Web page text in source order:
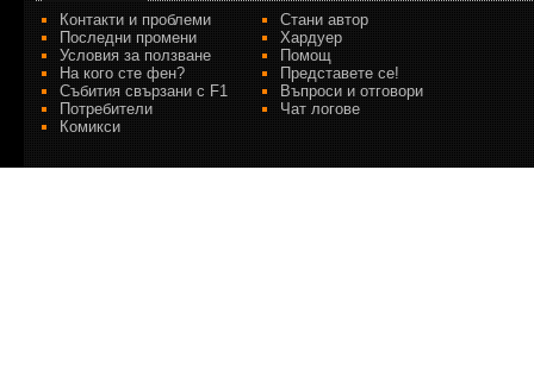
Контакти и проблеми
Стани автор
Последни промени
Хардуер
Условия за ползване
Помощ
На кого сте фен?
Представете се!
Събития свързани с F1
Въпроси и отговори
Потребители
Чат логове
Комикси